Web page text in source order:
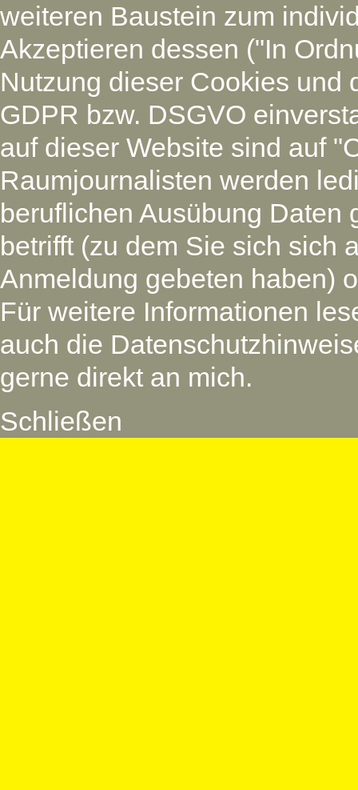
weiteren Baustein zum
Akzeptieren dessen ("In
Nutzung dieser Cookies und
GDPR bzw. DSGVO
auf dieser Website sind auf
Raumjournalisten werden
beruflichen Ausübung Daten
betrifft (zu dem Sie sich sich
Anmeldung gebeten haben)
Für weitere Informationen
auch die
gerne direkt an mich.
Schließen